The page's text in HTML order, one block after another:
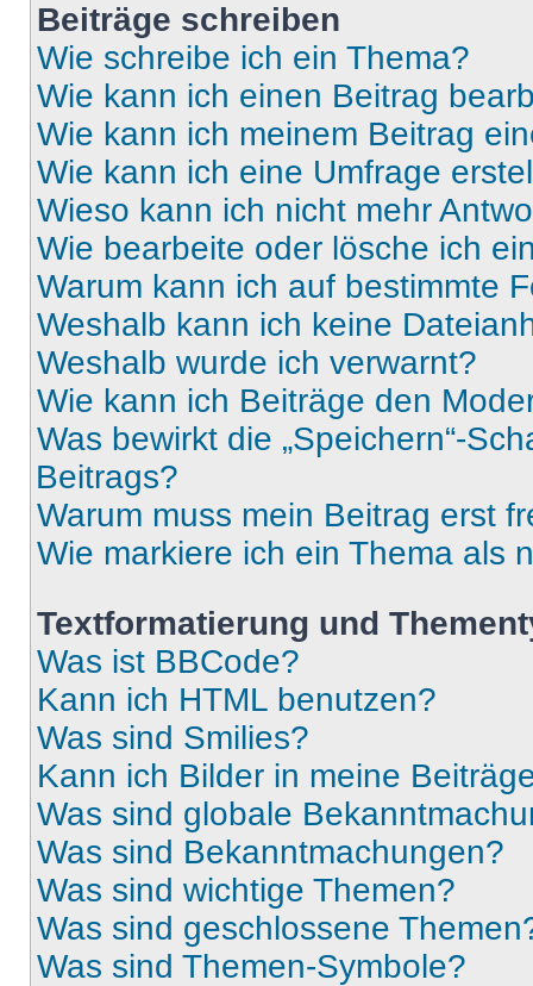
Beiträge schreiben
Wie schreibe ich ein Thema?
Wie kann ich einen Beitrag
Wie kann ich meinem Beitrag
Wie kann ich eine Umfrage
Wieso kann ich nicht mehr
Wie bearbeite oder lösche ich
Warum kann ich auf bestimmte
Weshalb kann ich keine
Weshalb wurde ich verwarnt?
Wie kann ich Beiträge den
Was bewirkt die „Speichern“-
Beitrags?
Warum muss mein Beitrag erst
Wie markiere ich ein Thema als
Textformatierung und
Was ist BBCode?
Kann ich HTML benutzen?
Was sind Smilies?
Kann ich Bilder in meine
Was sind globale
Was sind Bekanntmachungen?
Was sind wichtige Themen?
Was sind geschlossene
Was sind Themen-Symbole?